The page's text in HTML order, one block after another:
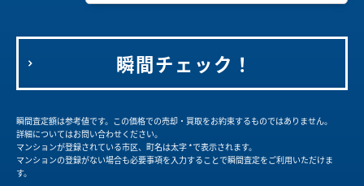
瞬間チェック！
瞬間査定額は参考値です。この価格での売却・買取をお約束するものではありません。
詳細についてはお問い合わせください。
マンションが登録されている市区、町名は太字 *で表示されます。
マンションの登録がない場合も必要事項を入力することで瞬間査定をご利用いただけま
す。